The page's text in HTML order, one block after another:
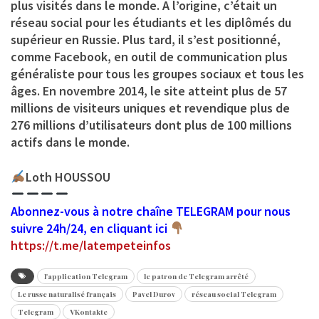
plus visités dans le monde. A l’origine, c’était un
réseau social pour les étudiants et les diplômés du
supérieur en Russie. Plus tard, il s’est positionné,
comme Facebook, en outil de communication plus
généraliste pour tous les groupes sociaux et tous les
âges. En novembre 2014, le site atteint plus de 57
millions de visiteurs uniques et revendique plus de
276 millions d’utilisateurs dont plus de 100 millions
actifs dans le monde.
Loth HOUSSOU
Abonnez-vous à notre chaîne TELEGRAM pour nous
suivre 24h/24, en cliquant ici
https://t.me/latempeteinfos
l'application Telegram
le patron de Telegram arrêté
Le russe naturalisé français
Pavel Durov
réseau social Telegram
Telegram
VKontakte